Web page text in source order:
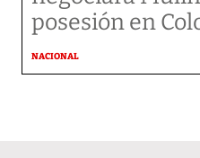
posesión en
NACIONAL